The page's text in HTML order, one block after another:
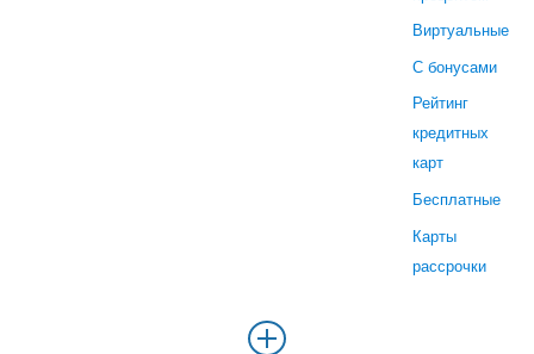
Виртуальные
С бонусами
Рейтинг
кредитных
карт
Бесплатные
Карты
рассрочки